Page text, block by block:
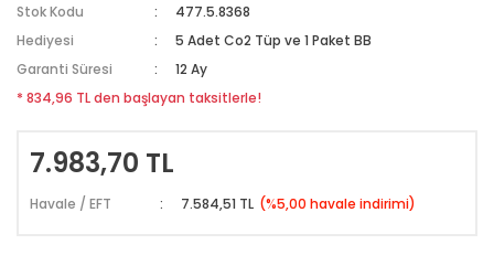
Stok Kodu
477.5.8368
Hediyesi
5 Adet Co2 Tüp ve 1 Paket BB
Garanti Süresi
12 Ay
* 834,96 TL den başlayan taksitlerle!
7.983,70 TL
Havale / EFT 7.584,51 TL (%5,00 havale indirimi)